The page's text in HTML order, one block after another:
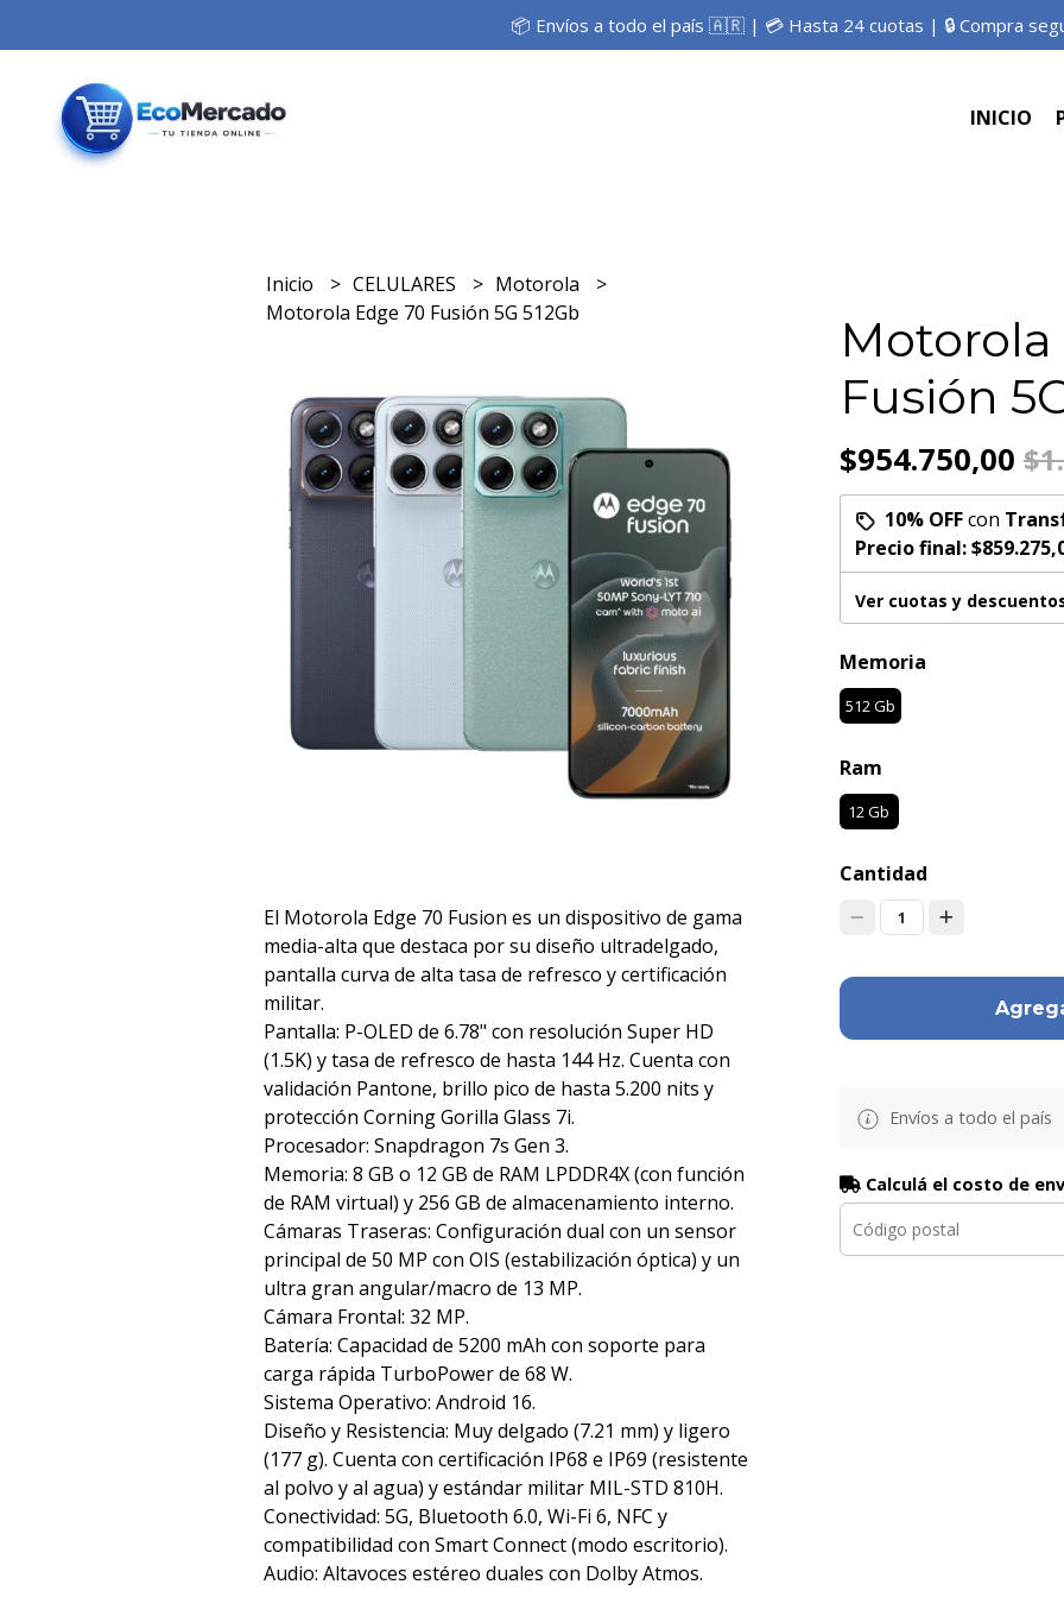
📦 Envíos a todo el país 🇦🇷 | 💳 Hasta 24 cuotas | 🔒 Compra
INICIO
Inicio CELULARES
Motorola
Motorola Edge 70 Fusión 5G 512Gb
El Motorola Edge 70 Fusion es un dispositivo de gama
media-alta que destaca por su diseño ultradelgado,
pantalla curva de alta tasa de refresco y certificación
militar.
Pantalla: P-OLED de 6.78" con resolución Super HD
(1.5K) y tasa de refresco de hasta 144 Hz. Cuenta con
validación Pantone, brillo pico de hasta 5.200 nits y
protección Corning Gorilla Glass 7i.
Procesador: Snapdragon 7s Gen 3.
Memoria: 8 GB o 12 GB de RAM LPDDR4X (con función
de RAM virtual) y 256 GB de almacenamiento interno.
Cámaras Traseras: Configuración dual con un sensor
principal de 50 MP con OIS (estabilización óptica) y un
ultra gran angular/macro de 13 MP.
Cámara Frontal: 32 MP.
Batería: Capacidad de 5200 mAh con soporte para
carga rápida TurboPower de 68 W.
Sistema Operativo: Android 16.
Diseño y Resistencia: Muy delgado (7.21 mm) y ligero
(177 g). Cuenta con certificación IP68 e IP69 (resistente
al polvo y al agua) y estándar militar MIL-STD 810H.
Conectividad: 5G, Bluetooth 6.0, Wi-Fi 6, NFC y
compatibilidad con Smart Connect (modo escritorio).
Audio: Altavoces estéreo duales con Dolby Atmos.
Fusión
$954.750,00
10% OFFcon
Precio final:
Ver cuotas y
Memoria
512 Gb
Ram
12 Gb
Cantidad
1
Envíos a todo el país
Calculá el costo de